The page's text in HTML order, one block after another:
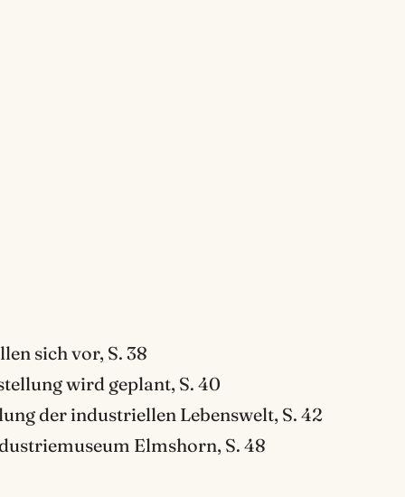
sich vor, S. 38
wird geplant, S. 40
der industriellen Lebenswelt, S. 42
Elmshorn, S. 48